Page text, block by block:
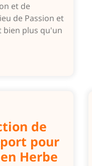
et de
de Passion et
bien plus qu'un
de
pour
Herbe